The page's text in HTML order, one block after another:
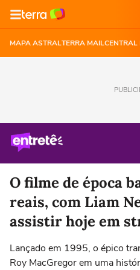
MAPA ASTRALTERRA MAIL
O filme de época
reais, com Liam
assistir hoje em
Lançado em 1995, o épico
Roy MacGregor em uma